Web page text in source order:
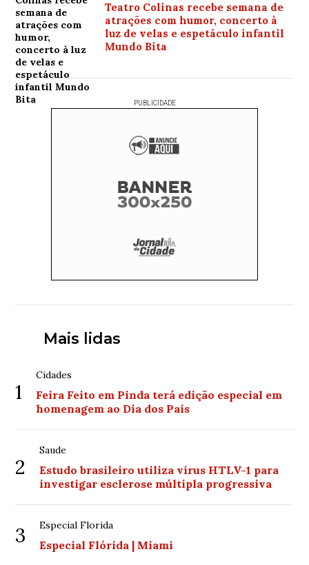
Teatro Colinas recebe semana de
atrações com humor, concerto à
luz de velas e espetáculo infantil
Mundo Bita
PUBLICIDADE
Mais lidas
1
Cidades
Feira Feito em Pinda terá edição especial em
homenagem ao Dia dos Pais
2
Saude
Estudo brasileiro utiliza vírus HTLV-1 para
investigar esclerose múltipla progressiva
3 Especial Florida
Especial Flórida | Miami